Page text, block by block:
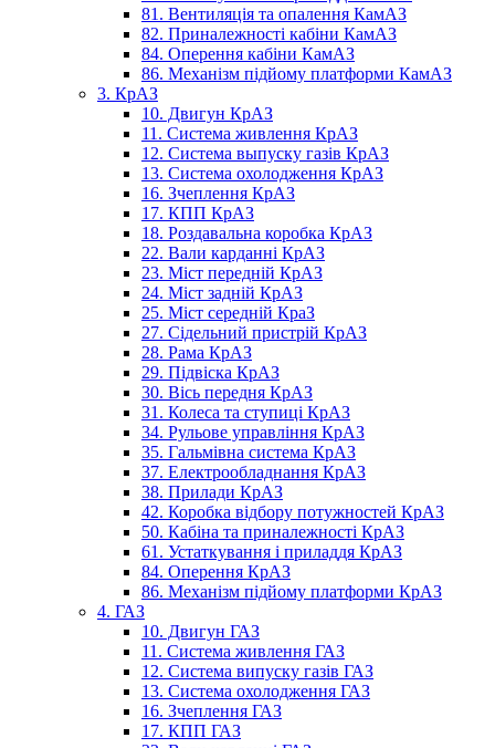
81. Вентиляція та опалення КамАЗ
82. Приналежності кабіни КамАЗ
84. Оперення кабіни КамАЗ
86. Механізм підйому платформи КамАЗ
3. КрАЗ
10. Двигун КрАЗ
11. Система живлення КрАЗ
12. Система выпуску газів КрАЗ
13. Система охолодження КрАЗ
16. Зчеплення КрАЗ
17. КПП КрАЗ
18. Роздавальна коробка КрАЗ
22. Вали карданні КрАЗ
23. Міст передній КрАЗ
24. Міст задній КрАЗ
25. Міст середній КраЗ
27. Сідельний пристрій КрАЗ
28. Рама КрАЗ
29. Підвіска КрАЗ
30. Вісь передня КрАЗ
31. Колеса та ступиці КрАЗ
34. Рульове управління КрАЗ
35. Гальмівна система КрАЗ
37. Електрообладнання КрАЗ
38. Прилади КрАЗ
42. Коробка відбору потужностей КрАЗ
50. Кабіна та приналежності КрАЗ
61. Устаткування і приладдя КрАЗ
84. Оперення КрАЗ
86. Механізм підйому платформи КрАЗ
4. ГАЗ
10. Двигун ГАЗ
11. Система живлення ГАЗ
12. Система випуску газів ГАЗ
13. Система охолодження ГАЗ
16. Зчеплення ГАЗ
17. КПП ГАЗ